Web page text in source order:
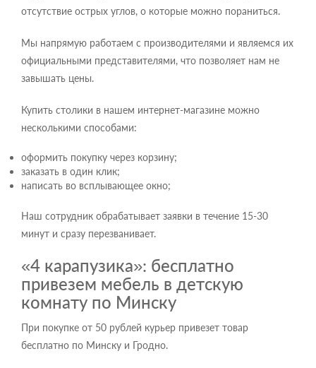
отсутствие острых углов, о которые можно пораниться.
Мы напрямую работаем с производителями и являемся их
официальными представителями, что позволяет нам не
завышать цены.
Купить столики в нашем интернет-магазине можно
несколькими способами:
оформить покупку через корзину;
заказать в один клик;
написать во всплывающее окно;
Наш сотрудник обрабатывает заявки в течение 15-30
минут и сразу перезванивает.
«4 карапузика»: бесплатно
привезем мебель в детскую
комнату по Минску
При покупке от 50 рублей курьер привезет товар
бесплатно по Минску и Гродно.